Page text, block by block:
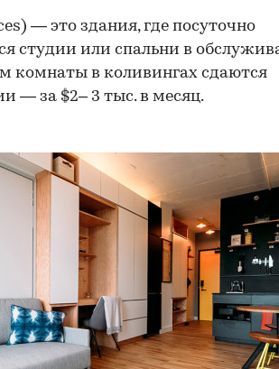
— это здания, где посуточно
студии или спальни в
комнаты в коливингах сдаются
— за $2– 3 тыс. в месяц.